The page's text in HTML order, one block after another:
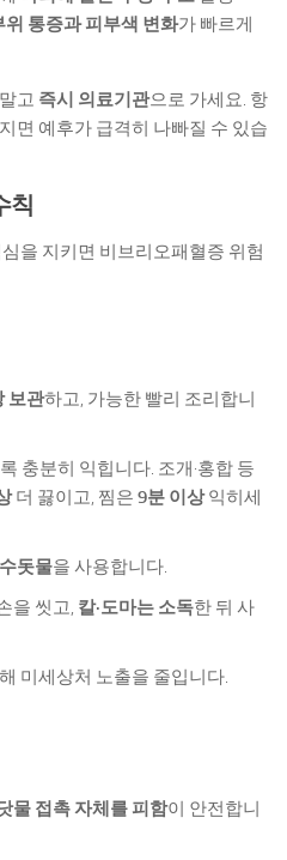
위 통증과 피부색 변화가 빠르게
고 즉시 의료기관으로 가세요. 항
면 예후가 급격히 나빠질 수 있습
칙
을 지키면 비브리오패혈증 위험
보관하고, 가능한 빨리 조리합니
충분히 익힙니다. 조개·홍합 등
더 끓이고, 찜은 9분 이상익히세
돗물을 사용합니다.
을 씻고, 칼·도마는 소독한 뒤 사
미세상처 노출을 줄입니다.
물 접촉 자체를 피함이 안전합니